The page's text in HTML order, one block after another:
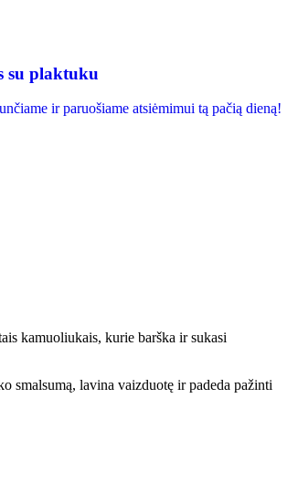
su plaktuku
ir paruošiame atsiėmimui tą pačią dieną!
kamuoliukais, kurie barška ir sukasi
smalsumą, lavina vaizduotę ir padeda pažinti